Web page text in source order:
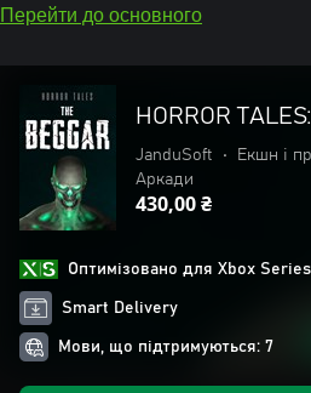
Перейти до основного
HORROR
JanduSoft • Екшн і
Аркади
430,00 ₴
Оптимізовано для Xbox
Smart Delivery
Мови, що підтримуються: 7